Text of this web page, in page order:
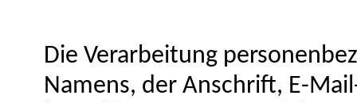
Die Verarbeitung
Namens, der Anschrift, E-